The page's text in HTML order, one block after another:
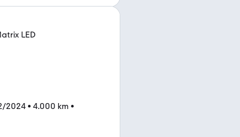
LED
2024• 4.000 km •